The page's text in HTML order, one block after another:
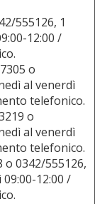
555126, 1
12:00 /
o
al venerdì
telefonico.
o
al venerdì
telefonico.
o 0342/555126,
12:00 /